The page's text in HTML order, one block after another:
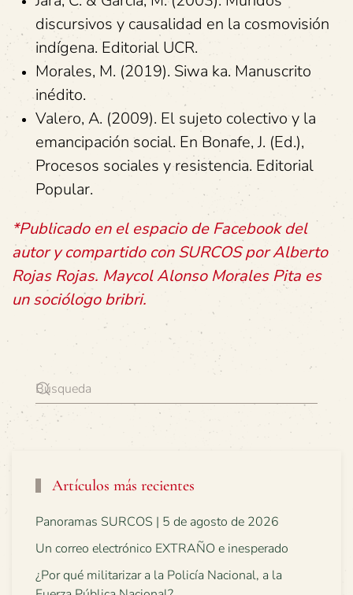
discursivos y causalidad en la cosmovisión
indígena. Editorial UCR.
Morales, M. (2019). Siwa ka. Manuscrito
inédito.
Valero, A. (2009). El sujeto colectivo y la
emancipación social. En Bonafe, J. (Ed.),
Procesos sociales y resistencia. Editorial
Popular.
*Publicado en el espacio de Facebook del
autor y compartido con SURCOS por Alberto
Rojas Rojas. Maycol Alonso Morales Pita es
un sociólogo bribri.
Artículos más recientes
Panoramas SURCOS | 5 de agosto de 2026
Un correo electrónico EXTRAÑO e inesperado
¿Por qué militarizar a la Policía Nacional, a la